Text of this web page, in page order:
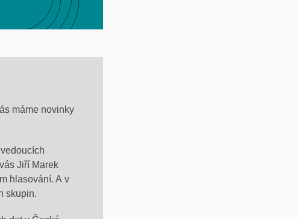
máme novinky
Jiří Marek
hlasování. A v
skupin.